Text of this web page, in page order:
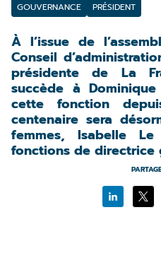
GOUVERNANCE PRÉSIDENT
À l’issue de
Conseil
présidente de La
succède à
cette fonction
centenaire sera
femmes, Isabelle
fonctions de directrice